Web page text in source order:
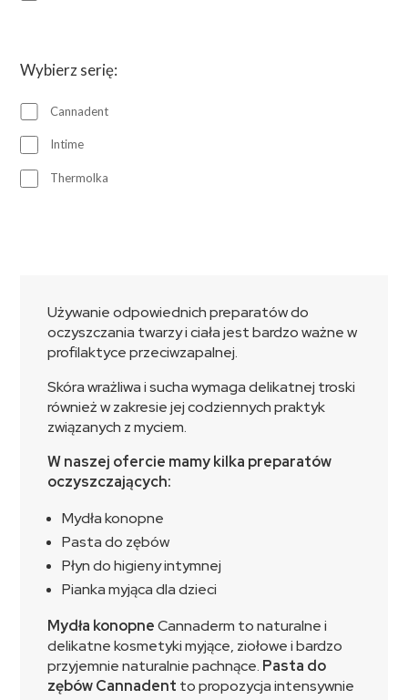
Wybierz serię:
Cannadent
Intime
Thermolka
Używanie odpowiednich preparatów do
oczyszczania twarzy i ciała jest bardzo ważne w
profilaktyce przeciwzapalnej.
Skóra wrażliwa i sucha wymaga delikatnej troski
również w zakresie jej codziennych praktyk
związanych z myciem.
W naszej ofercie mamy kilka preparatów
oczyszczających:
Mydła konopne
Pasta do zębów
Płyn do higieny intymnej
Pianka myjąca dla dzieci
Mydła konopneCannaderm to naturalne i
delikatne kosmetyki myjące, ziołowe i bardzo
przyjemnie naturalnie pachnące. Pasta do
zębów Cannadent to propozycja intensywnie